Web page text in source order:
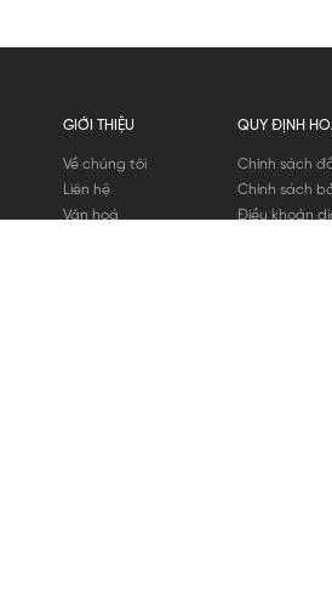
GIỚI THIỆU
Về chúng tôi
Liên hệ
Văn hoá
QUY ĐỊNH
Chính sách
Chính sách
Điều khoản